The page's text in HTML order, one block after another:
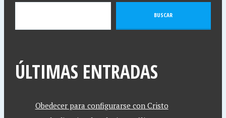
BUSCAR
ÚLTIMAS ENTRADAS
Obedecer para configurarse con Cristo